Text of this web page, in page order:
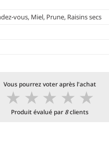
vous, Miel, Prune, Raisins secs
Vous pourrez voter après l'achat
★
★
★
★
★
Produit évalué par 8clients